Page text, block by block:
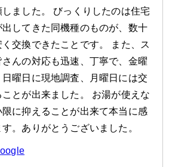
しました。 びっくりしたのは住宅
出してきた同機種のものが、数十
交換できたことです。 また、ス
さんの対応も迅速、丁寧で、金曜
日曜日に現地調査、月曜日には交
とが出来ました。 お湯が使えな
限に抑えることが出来て本当に感
。ありがとうございました。